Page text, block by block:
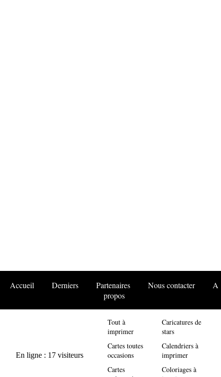
Accueil Derniers Partenaires Nous contacter
A
propos
Tout à
imprimer
Cartes toutes
occasions
Cartes
Caricatures de
stars
Calendriers à
imprimer
Coloriages à